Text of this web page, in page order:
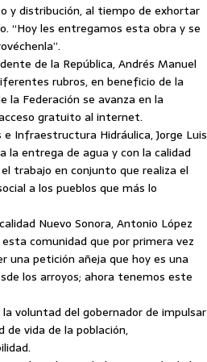
y distribución, al tiempo de exhortar
“Hoy les entregamos esta obra y se
de la República, Andrés Manuel
rubros, en beneficio de la
la Federación se avanza en la
gratuito al internet.
Infraestructura Hidráulica, Jorge Luis
la entrega de agua y con la calidad
trabajo en conjunto que realiza el
a los pueblos que más lo
Nuevo Sonora, Antonio López
comunidad que por primera vez
una petición añeja que hoy es una
los arroyos; ahora tenemos este
voluntad del gobernador de impulsar
vida de la población,